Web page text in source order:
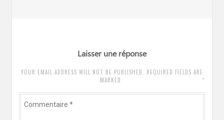
Laisser une réponse
YOUR EMAIL ADDRESS WILL NOT BE PUBLISHED. REQUIRED FIELDS ARE
MARKED
*
Commentaire